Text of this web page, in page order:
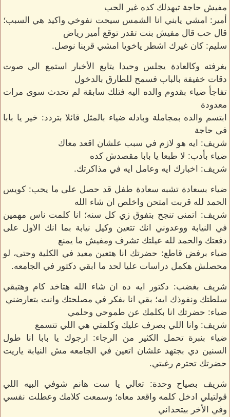
مفيش حاجة تبهدلك كده غير الحب
أمير: امشي يابني انا الشمس سيحت نفوخي واكيد هي السبب؛
قال حب قال مفيش بنت تقدر توقع أمير رياض
سليم: كان غيرك اشطر ياخويا امشي قربنا نوصل.
بغرفته وكالعادة يجلس وحيدا يتابع الأخبار استمع الي صوت
دقات خفيفة بالباب فسمح للطارق بالدخول
تفاجأ ضياء بقدوم والده اليه فتلك سابقة لم تحدث سوى مرات
معدودة
ابتسم والده بمجاملة وبادله ضياء بالمثل قائلا بتردد: خير يا بابا
في حاجة
شريف: ايه هو لازم في سبب علشان اقعد معاك
ضياء بأدب: لا طبعا يا بابا مقصدش كده
شريف: اخبارك ايه وعامل ايه في مذاكرتك.
ضياء بسعادة تشبه سعادة طفل قد حصل على ما يحب: كويس
الحمد لله قربت امتحن واخلص ان شاء الله
شريف: اتمنى تنجح بتفوق زي كل سنه؛ انا كلمت ناس مهمين
في النيابة ووعدوني انك تتعين وكيل نيابة بما انك الاول على
دفعتك والحمد لله عيلتك تشرف ومفيش ما يمنع
ضياء برفض قاطع: حضرتك انا هتعين معيد في الكلية وحتى، لو
محصلش هكمل دراسات عليا لحد ما ابقي دكتور في الجامعه.
شريف بغضب: دكتور ايه ده ان شاء الله هتاخد كام وهتبقي
سلطتك ونفوذك ايه؛ بقي انا بفكر في مصلحتك وانت بتعارضني
ضياء: حضرتك انا بكلمك عن طموحي وحلمي
شريف: وانا اللي بصرف عليك وكلمتي هي اللي تتسمع
ضياء بنبرة تحمل الكثير من الرجاء: ارجوك يا بابا انا طول
السنين دي بجتهد علشان اتعين في الجامعه مش النيابة ياريت
حضرتك تحترم رغبتي.
شريف بصياح وحدة: تعالي يا ست هانم شوفي البيه اللي
قولتيلي ادخل كلمه واقعد معاه؛ وسمعت كلامك وعطلت نفسي
وفي الأخر بيتحداني